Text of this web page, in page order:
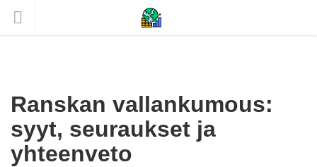
Ranskan vallankumous:
syyt, seuraukset ja
yhteenveto